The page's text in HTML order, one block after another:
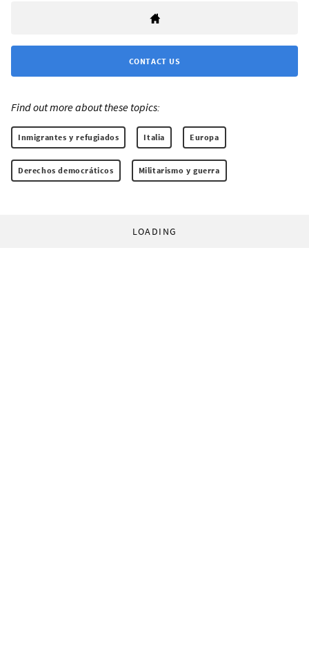
CONTACT US
Find out more about these topics:
Inmigrantes y refugiados Italia Europa
Derechos democráticos Militarismo y guerra
LOADING